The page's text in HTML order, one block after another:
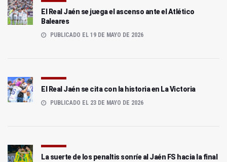
El Real Jaén se juega el ascenso ante el Atlético
Baleares
PUBLICADO EL 19 DE MAYO DE 2026
El Real Jaén se cita con la historia en La Victoria
PUBLICADO EL 23 DE MAYO DE 2026
La suerte de los penaltis sonríe al Jaén FS hacia la final